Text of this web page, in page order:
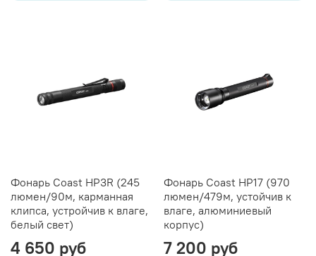
Фонарь Coast HP3R (245
люмен/90м, карманная
клипса, устройчив к влаге,
белый свет)
4 650 руб
Фонарь Coast HP17 (970
люмен/479м, устойчив к
влаге, алюминиевый
корпус)
7 200 руб